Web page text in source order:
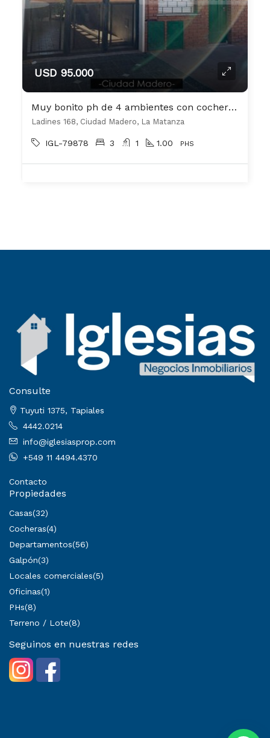
USD 95.000
Muy bonito ph de 4 ambientes con cochera cubierta
Ladines 168, Ciudad Madero, La Matanza
IGL-79878 3 1 1.00 PHS
Consulte
Tuyuti 1375, Tapiales
4442.0214
info@iglesiasprop.com
+549 11 4494.4370
Contacto
Propiedades
Casas(32)
Cocheras(4)
Departamentos(56)
Galpón(3)
Locales comerciales(5)
Oficinas(1)
PHs(8)
Terreno / Lote(8)
Seguinos en nuestras redes